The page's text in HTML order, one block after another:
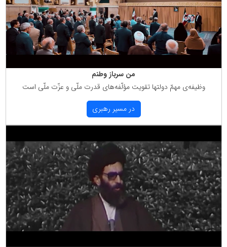
من سرباز وطنم
وظیفه‌ی مهمّ دولتها تقویت مؤلّفه‌های قدرت ملّی و عزّت ملّی است
در مسیر رهبری